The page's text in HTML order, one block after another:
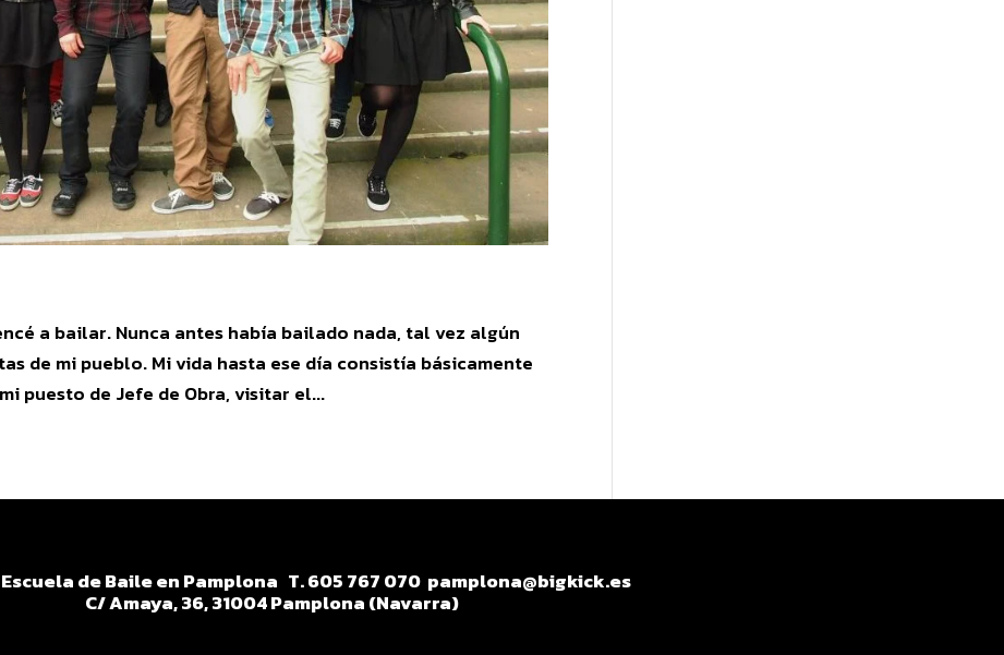
a bailar. Nunca antes había bailado nada, tal vez algún
de mi pueblo. Mi vida hasta ese día consistía básicamente
puesto de Jefe de Obra, visitar el...
Escuela de Baile en Pamplona T. 605 767 070 pamplona@bigkick.es
C/ Amaya, 36, 31004 Pamplona (Navarra)